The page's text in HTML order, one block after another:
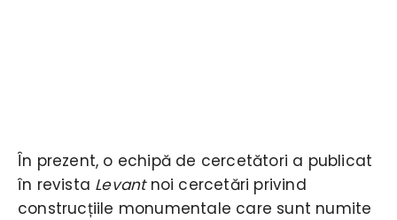
În prezent, o echipă de cercetători a publicat
în revista Levantnoi cercetări privind
construcțiile monumentale care sunt numite